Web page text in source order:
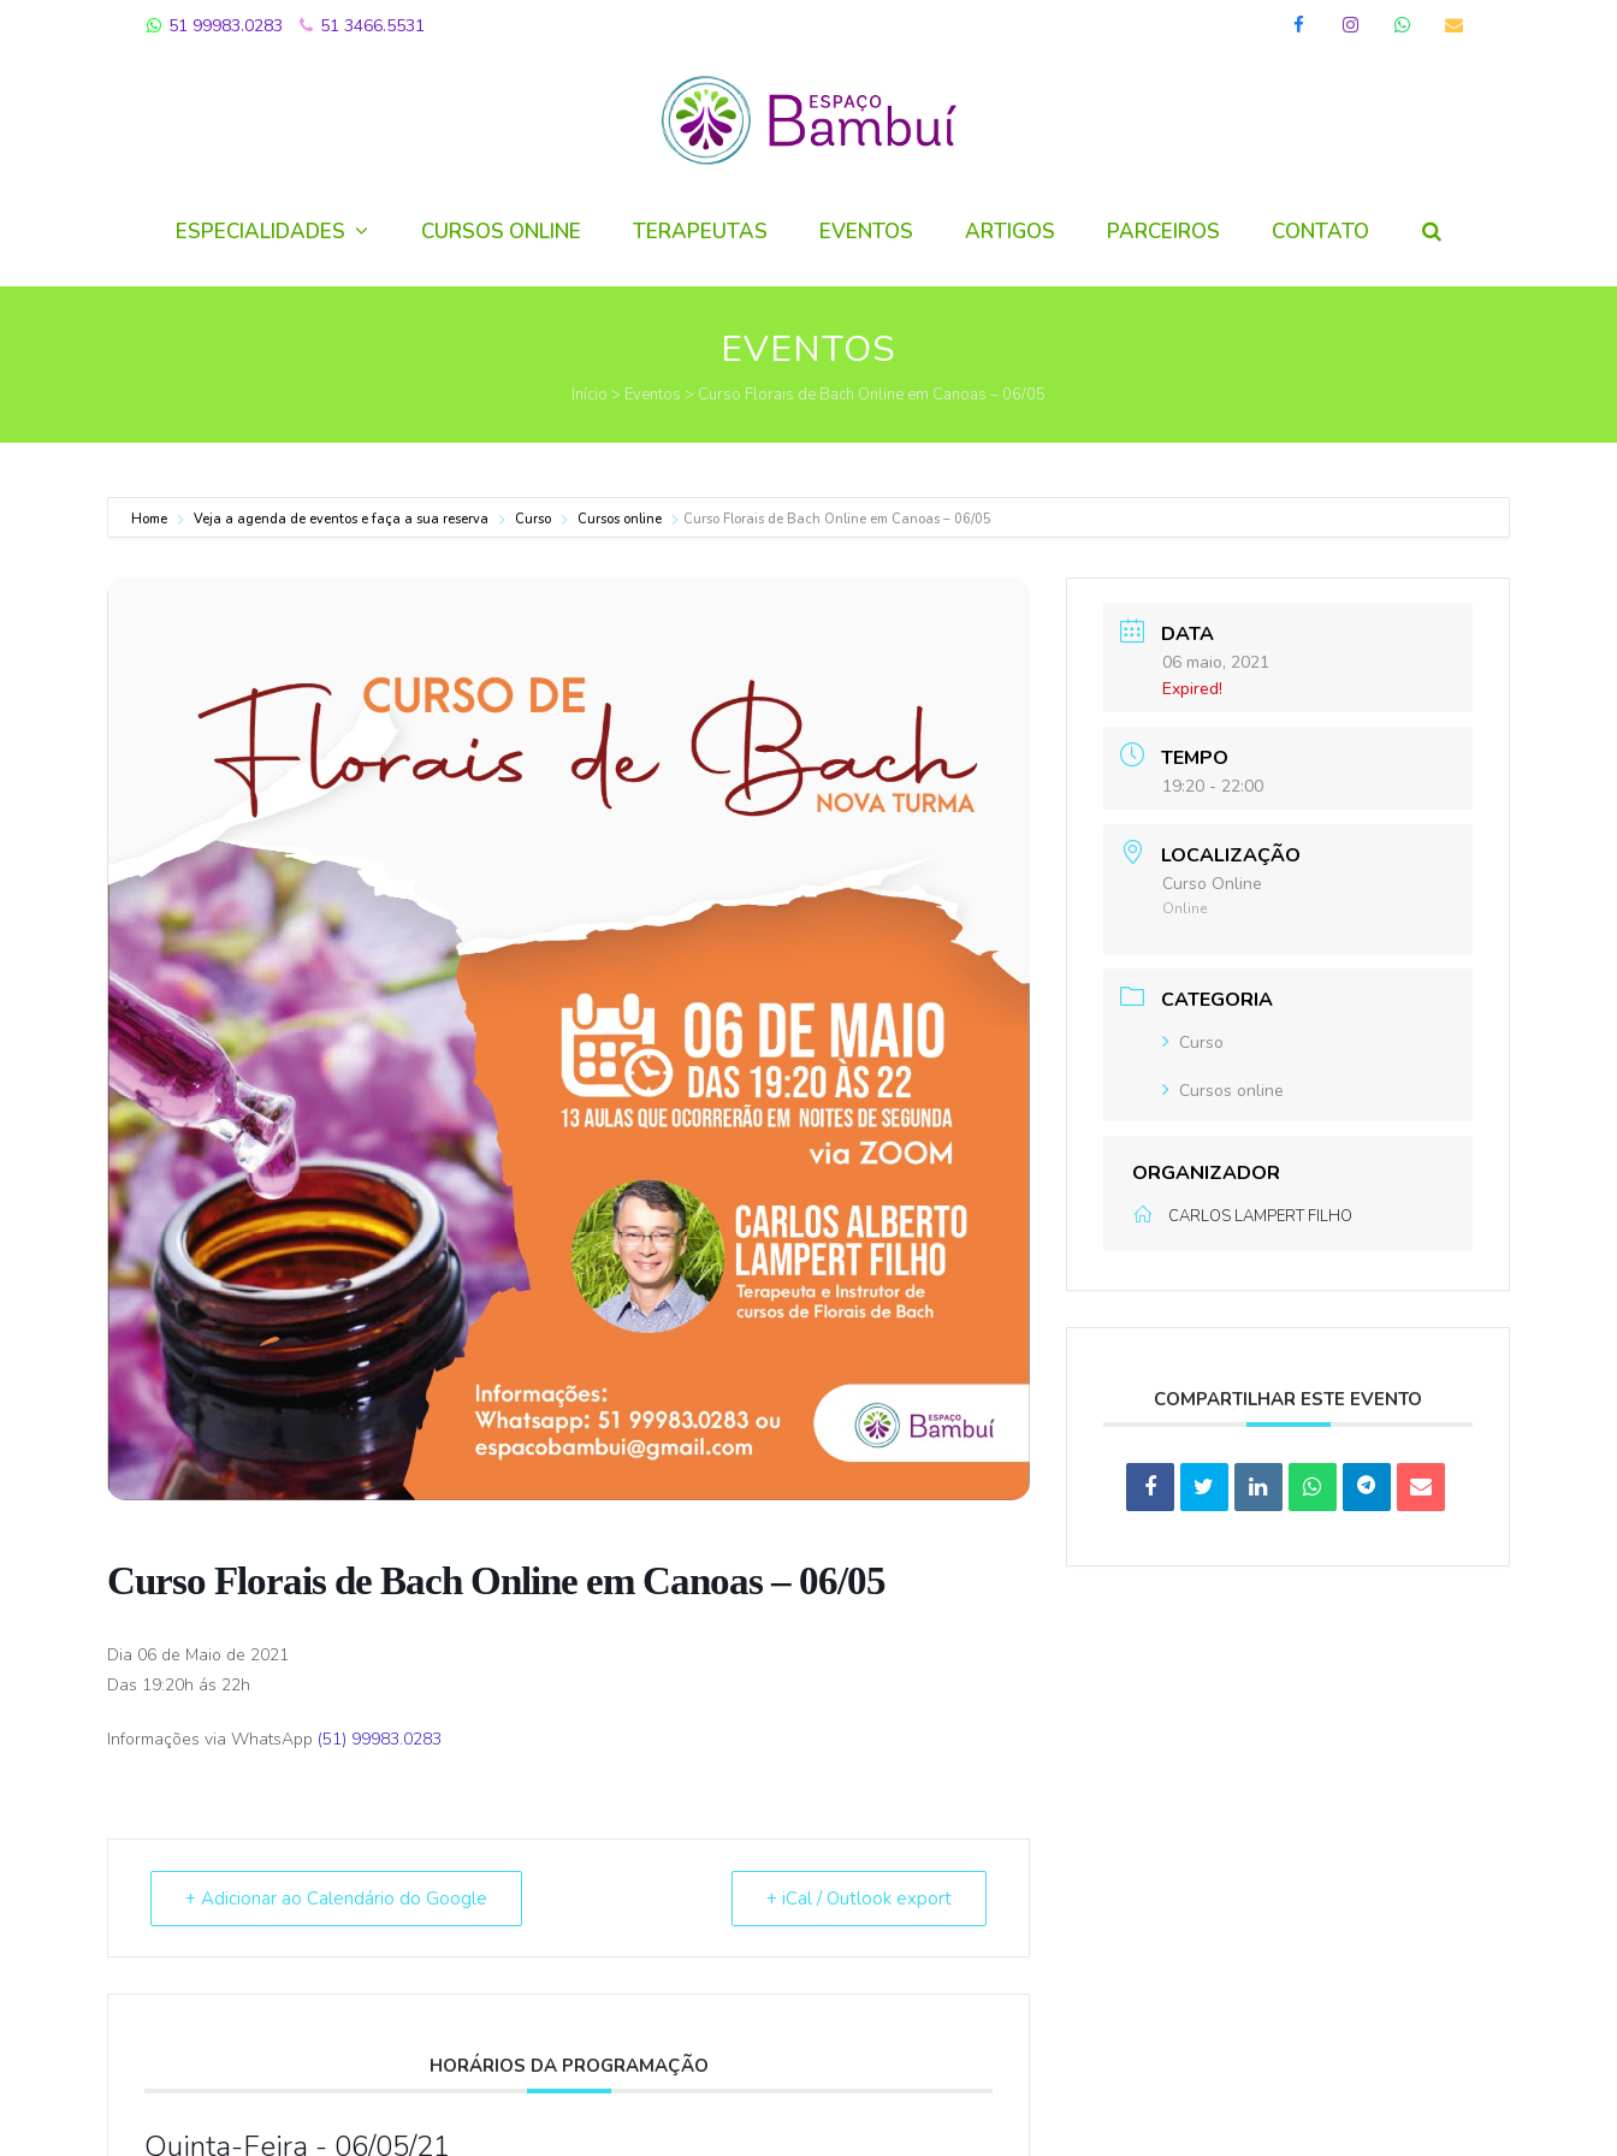
51 99983.0283 51 3466.5531 FacebookInstagramWhatsapp
Email
ESPECIALIDADES CURSOS ONLINE TERAPEUTAS EVENTOS ARTIGOS PARCEIROS CONTATO
EVENTOS
Início > Eventos > Curso Florais de Bach Online em Canoas – 06/05
Home Veja a agenda de eventos e faça a sua reserva Curso Cursos online Curso Florais de Bach Online em Canoas – 06/05
Curso Florais de Bach Online em Canoas – 06/05
Dia 06 de Maio de 2021
Das 19:20h ás 22h
Informações via WhatsApp (51) 99983.0283
+ Adicionar ao Calendário do Google + iCal / Outlook export
HORÁRIOS DA PROGRAMAÇÃO
Quinta-Feira - 06/05/21
DATA
06 maio, 2021
Expired!
TEMPO
19:20 - 22:00
LOCALIZAÇÃO
Curso Online
Online
CATEGORIA
Curso
Cursos online
ORGANIZADOR
CARLOS LAMPERT FILHO
COMPARTILHAR ESTE EVENTO